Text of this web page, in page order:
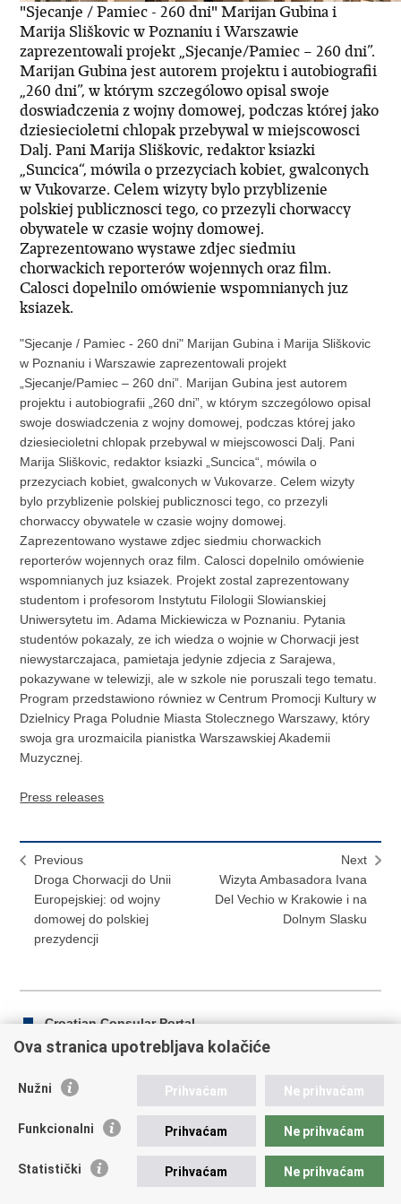
"Sjecanje / Pamiec - 260 dni" Marijan Gubina i
Marija Sliškovic w Poznaniu i Warszawie
zaprezentowali projekt „Sjecanje/Pamiec – 260 dni”.
Marijan Gubina jest autorem projektu i autobiografii
„260 dni”, w którym szczególowo opisal swoje
doswiadczenia z wojny domowej, podczas której jako
dziesiecioletni chlopak przebywal w miejscowosci
Dalj. Pani Marija Sliškovic, redaktor ksiazki
„Suncica“, mówila o przezyciach kobiet, gwalconych
w Vukovarze. Celem wizyty bylo przyblizenie
polskiej publicznosci tego, co przezyli chorwaccy
obywatele w czasie wojny domowej.
Zaprezentowano wystawe zdjec siedmiu
chorwackich reporterów wojennych oraz film.
Calosci dopelnilo omówienie wspomnianych juz
ksiazek.
"Sjecanje / Pamiec - 260 dni" Marijan Gubina i Marija Sliškovic
w Poznaniu i Warszawie zaprezentowali projekt
„Sjecanje/Pamiec – 260 dni”. Marijan Gubina jest autorem
projektu i autobiografii „260 dni”, w którym szczególowo opisal
swoje doswiadczenia z wojny domowej, podczas której jako
dziesiecioletni chlopak przebywal w miejscowosci Dalj. Pani
Marija Sliškovic, redaktor ksiazki „Suncica“, mówila o
przezyciach kobiet, gwalconych w Vukovarze. Celem wizyty
bylo przyblizenie polskiej publicznosci tego, co przezyli
chorwaccy obywatele w czasie wojny domowej.
Zaprezentowano wystawe zdjec siedmiu chorwackich
reporterów wojennych oraz film. Calosci dopelnilo omówienie
wspomnianych juz ksiazek. Projekt zostal zaprezentowany
studentom i profesorom Instytutu Filologii Slowianskiej
Uniwersytetu im. Adama Mickiewicza w Poznaniu. Pytania
studentów pokazaly, ze ich wiedza o wojnie w Chorwacji jest
niewystarczajaca, pamietaja jedynie zdjecia z Sarajewa,
pokazywane w telewizji, ale w szkole nie poruszali tego tematu.
Program przedstawiono równiez w Centrum Promocji Kultury w
Dzielnicy Praga Poludnie Miasta Stolecznego Warszawy, który
swoja gra urozmaicila pianistka Warszawskiej Akademii
Muzycznej.
Press releases
Previous
Droga Chorwacji do Unii
Europejskiej: od wojny
domowej do polskiej
prezydencji
Next
Wizyta Ambasadora Ivana
Del Vechio w Krakowie i na
Dolnym Slasku
Croatian Consular Portal
this
on
on
REPUBLIC OF CROATIA Ministry of Foreign and European
Ova stranica upotrebljava kolačiće
Nužni Prihvaćam Ne prihvaćam
Funkcionalni Prihvaćam Ne prihvaćam
Statistički Prihvaćam Ne prihvaćam